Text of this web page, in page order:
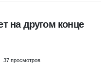
на другом конце
37 просмотров